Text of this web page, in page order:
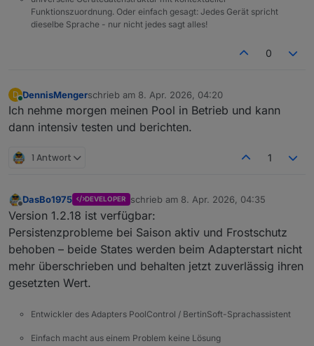
Funktionszuordnung. Oder einfach gesagt: Jedes Gerät spricht
dieselbe Sprache - nur nicht jedes sagt alles!
0
D
Online
DennisMengerschrieb am 8. Apr. 2026, 04:20
zuletzt editiert von
Ich nehme morgen meinen Pool in Betrieb und kann
dann intensiv testen und berichten.
1 Antwort 1
Offline
DasBo1975 DEVELOPER schrieb am 8. Apr. 2026, 04:35
zuletzt editiert von
Version 1.2.18 ist verfügbar:
Persistenzprobleme bei Saison aktiv und Frostschutz
behoben – beide States werden beim Adapterstart nicht
mehr überschrieben und behalten jetzt zuverlässig ihren
gesetzten Wert.
Entwickler des Adapters PoolControl / BertinSoft-Sprachassistent
Einfach macht aus einem Problem keine Lösung